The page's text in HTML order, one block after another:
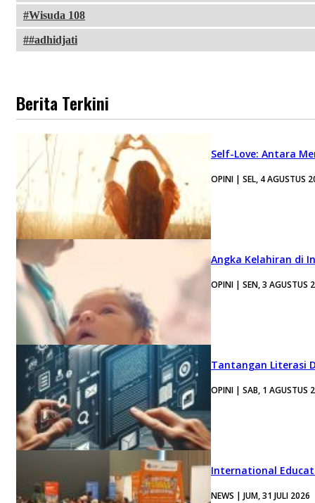
Wisuda 108
#adhidjati
Berita Terkini
Self-Love: Antara
OPINI | SEL, 4 AGUSTUS
Angka Kelahiran di
OPINI | SEN, 3 AGUSTUS
Tantangan Literasi
OPINI | SAB, 1 AGUSTUS
International
NEWS | JUM, 31 JULI 2026